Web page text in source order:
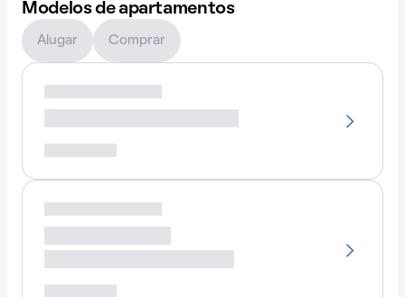
Modelos de apartamentos
Alugar Comprar